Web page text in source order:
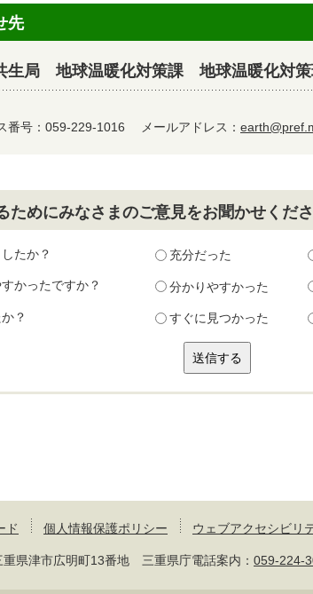
先
局 地球温暖化対策課 地球温暖化対策
番号：059-229-1016 メールアドレス：
ためにみなさまのご意見をお聞かせくだ
たか？ 充分だった
かったですか？ 分かりやすかった
？ すぐに見つかった
ド 個人情報保護ポリシー ウェブアクセシビリ
県津市広明町13番地 三重県庁電話案内： 059-224-